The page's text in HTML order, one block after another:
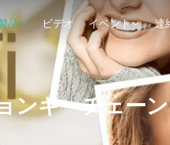
品 ビデオ イベント
ンキーチェーン